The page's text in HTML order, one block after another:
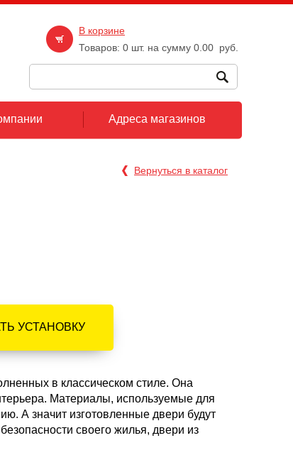
Вернуться в каталог
УСТАНОВКУ
в классическом стиле. Она
Материалы, используемые для
А значит изготовленные двери будут
своего жилья, двери из
В корзине
Товаров: 0 шт. на сумму 0.00 руб.
Адреса магазинов